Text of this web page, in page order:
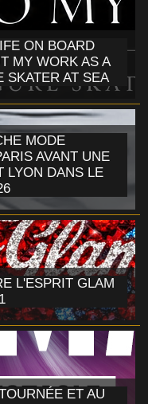
ON BOARD
MY WORK AS A
SKATER AT SEA
MODE
AVANT UNE
LYON DANS LE
L'ESPRIT GLAM
ET AU